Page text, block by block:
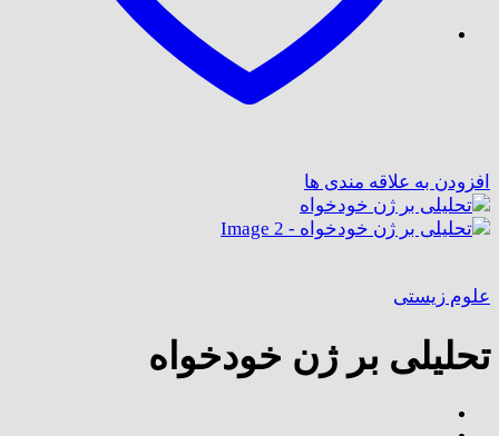
افزودن به علاقه مندی ها
علوم زیستی
تحلیلی بر ژن خودخواه